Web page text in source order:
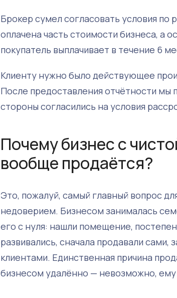
Брокер сумел согласовать условия по
оплачена часть стоимости бизнеса, а
покупатель выплачивает в течение 6
Клиенту нужно было действующее
После предоставления отчётности мы
стороны согласились на условия
Почему бизнес с
вообще продаётся?
Это, пожалуй, самый главный вопрос
недоверием. Бизнесом занималась
его с нуля: нашли помещение,
развивались, сначала продавали
клиентами. Единственная причина
бизнесом удалённо — невозможно,